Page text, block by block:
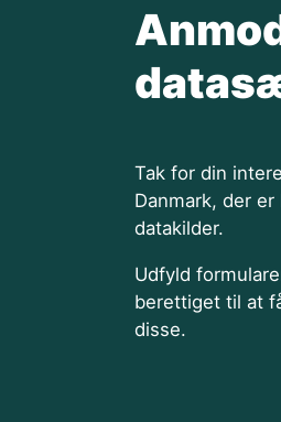
Tak for din
Danmark, der
datakilder.
Udfyld
berettiget til at
disse.